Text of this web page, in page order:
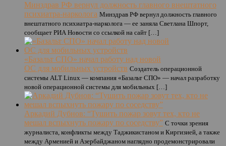
Минздрав РФ вернул должность главного внештатного
психиатра-нарколога Минздрав РФ вернул должность главного
внештатного психиатра-нарколога — ее заняла Светлана Шпорт,
сообщает РИА Новости со ссылкой на сайт […]
«Базальт СПО» начал работу над новой
ОС для мобильных устройств Создатель операционной
системы ALT Linux — компания «Базальт СПО» — начал разработку
новой операционной системы для мобильных […]
Аркадий Дубнов: “Тушить пожар зовут тех, кто не
мешал вспыхнуть пожару по соседству” С точки зрения
журналиста, конфликты между Таджикистаном и Киргизией, а также
между Арменией и Азербайджаном наглядно продемонстрировали